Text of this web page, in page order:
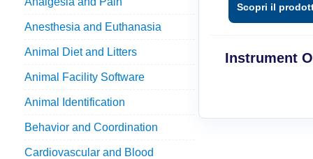
Anesthesia and Euthanasia
Animal Diet and Litters
Animal Facility Software
Animal Identification
Behavior and Coordination
Cardiovascular and Blood
Instrument